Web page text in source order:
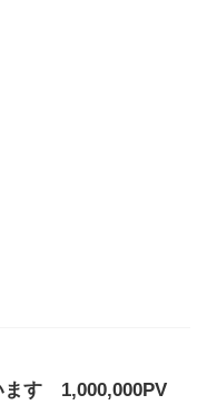
ます 1,000,000PV